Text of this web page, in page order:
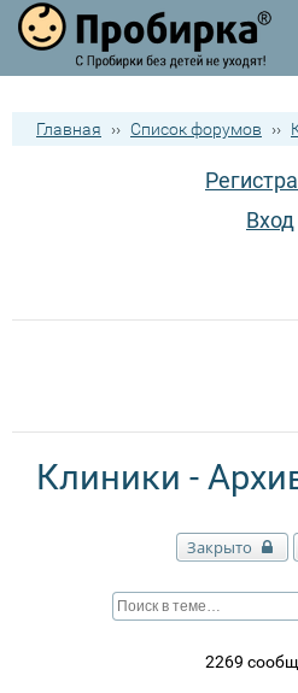
Главная ›› Список форумов ››
Вход
Клиники -
Закрыто
2269